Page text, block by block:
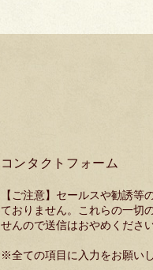
コンタクトフォーム
【ご注意】セールスや勧誘等
ておりません。これらの一切
せんので送信はおやめください
※全ての項目に入力をお願いし